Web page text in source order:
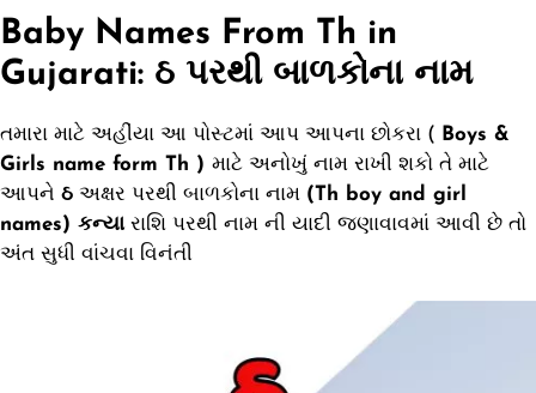
Baby Names From Th in
Gujarati: ઠ પરથી બાળકોના નામ
તમારા માટે અહીંયા આ પોસ્ટમાં આપ આપના છોકરા (
Boys &
Girls name form Th ) માટે અનોખું નામ રાખી શકો તે માટે
આપને ઠ અક્ષર પરથી બાળકોના નામ (Th boy and girl
names) કન્યારાશિ પરથી નામ ની યાદી જણાવાવમાં આવી છે તો
અંત સુધી વાંચવા વિનંતી